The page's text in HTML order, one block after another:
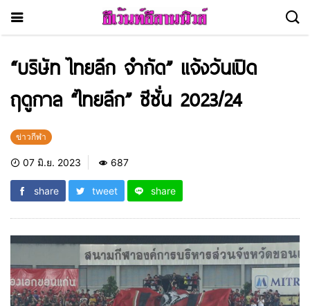
“บริษัท ไทยลีก จำกัด” แจ้งวันเปิด
ฤดูกาล “ไทยลีก” ซีซั่น 2023/24
ข่าวกีฬา
07 มิ.ย. 2023 687
share tweet share